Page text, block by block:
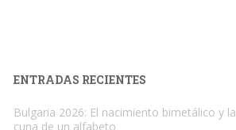
ENTRADAS RECIENTES
Bulgaria 2026: El nacimiento bimetálico y la
cuna de un alfabeto